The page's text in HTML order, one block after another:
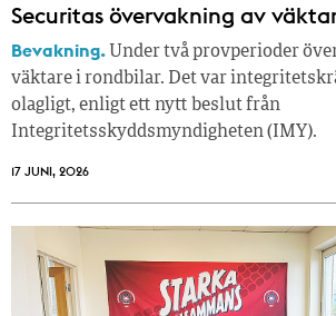
Securitas övervakning av
Bevakning. Under två provperioder
väktare i rondbilar. Det var
olagligt, enligt ett nytt beslut från
Integritetsskyddsmyndigheten (IMY).
17 JUNI, 2026